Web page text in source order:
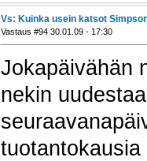
Vs: Kuinka usein katsot
Vastaus #94 30.01.09 - 17:30
Jokapäivähän
nekin
tuotantokausia